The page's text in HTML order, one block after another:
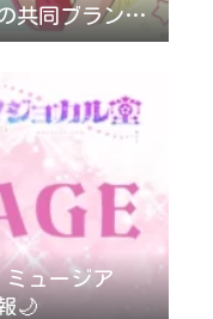
共同ブランド
アパレル、
ュージア
🌙